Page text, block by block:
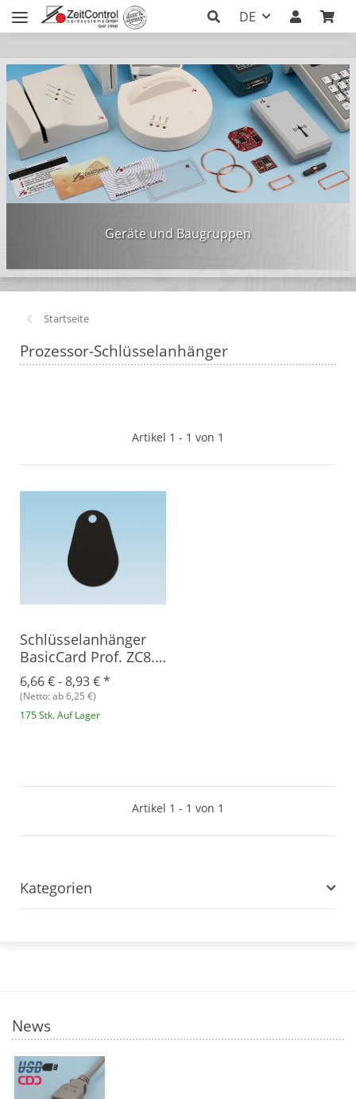
DE
Geräte und Baugruppen
Startseite
Prozessor-Schlüsselanhänger
Artikel 1 - 1 von 1
Schlüsselanhänger
BasicCard Prof. ZC8.6,
Epoxy
6,66 € -8,93 €*
(Netto: ab 6,25 €)
175 Stk. Auf Lager
Artikel 1 - 1 von 1
Kategorien
News